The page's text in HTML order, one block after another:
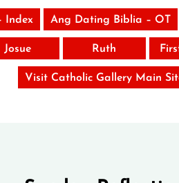
Index Ang Dating Biblia – OT
Josue Ruth
Visit Catholic Gallery Main